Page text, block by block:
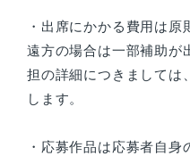
・出席にかかる費用は原
遠方の場合は一部補助が
担の詳細につきましては
します。
・応募作品は応募者自